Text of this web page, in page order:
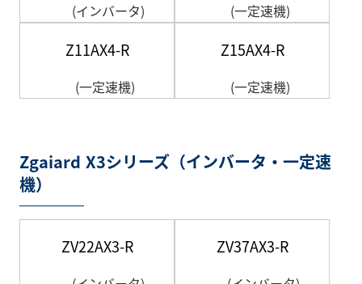
(インバータ) (一定速機)
Z11AX4-R
(一定速機)
Z15AX4-R
(一定速機)
Zgaiard X3シリーズ（インバータ・一定速
機）
ZV22AX3-R ZV37AX3-R